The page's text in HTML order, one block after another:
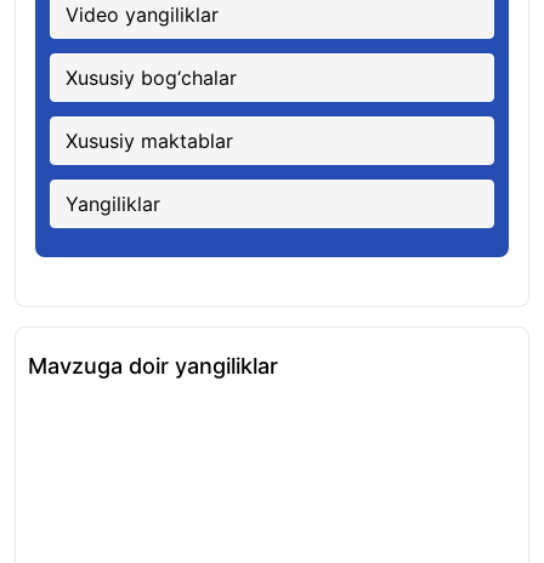
Video yangiliklar
Xususiy bog‘chalar
Xususiy maktablar
Yangiliklar
Mavzuga doir yangiliklar